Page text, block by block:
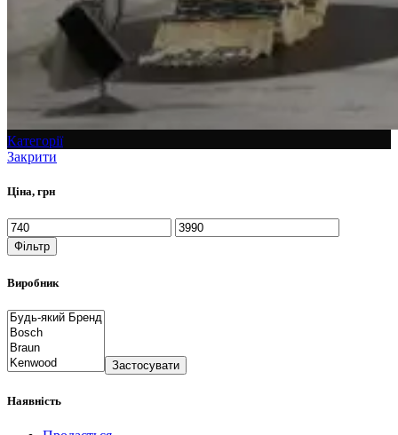
Категорії
Закрити
Ціна, грн
Фільтр
Виробник
Застосувати
Наявність